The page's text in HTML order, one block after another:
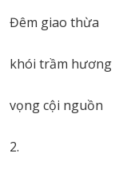
Đêm giao thừa
khói trầm hương
vọng cội nguồn
2.